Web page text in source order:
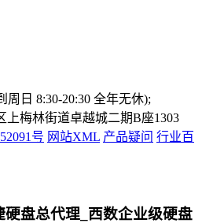
周日 8:30-20:30 全年无休);
上梅林街道卓越城二期B座1303
号 网站XML 产品疑问 行业百
盘总代理_西数企业级硬盘